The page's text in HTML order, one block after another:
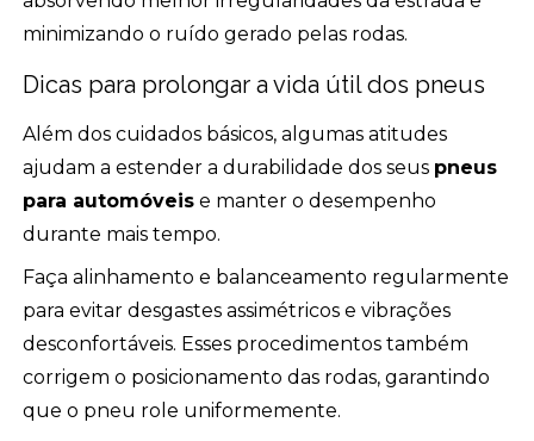
minimizando o ruído gerado pelas rodas.
Dicas para prolongar a vida útil dos pneus
Além dos cuidados básicos, algumas atitudes
ajudam a estender a durabilidade dos seus pneus
para automóveis e manter o desempenho
durante mais tempo.
Faça alinhamento e balanceamento regularmente
para evitar desgastes assimétricos e vibrações
desconfortáveis. Esses procedimentos também
corrigem o posicionamento das rodas, garantindo
que o pneu role uniformemente.